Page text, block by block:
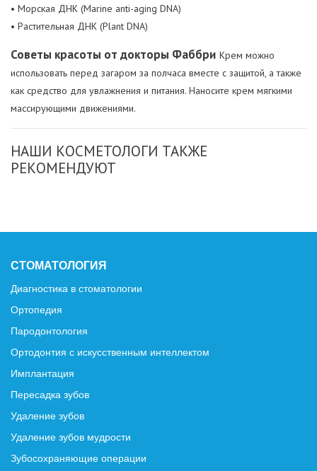
• Морская ДНК (Marine anti-aging DNA)
• Растительная ДНК (Plant DNA)
Советы красоты от докторы Фаббри Крем можно
использовать перед загаром за полчаса вместе с защитой, а также
как средство для увлажнения и питания. Наносите крем мягкими
массирующими движениями.
НАШИ КОСМЕТОЛОГИ ТАКЖЕ
РЕКОМЕНДУЮТ
СТОМАТОЛОГИЯ
Диагностика в стоматологии
Ортопедия
Пародонтология
Ортодонтия с искусственным интеллектом
Имплантация
Пересадка зубов
Удаление зубов
Удаление зубов мудрости
Зубосохраняющие операции